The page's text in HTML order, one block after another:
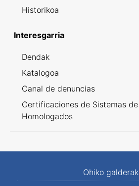
Historikoa
Interesgarria
Dendak
Katalogoa
Canal de denuncias
Certificaciones de Sistemas
Homologados
Ohiko galderak